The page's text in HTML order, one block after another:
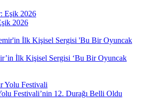
2026
İlk Kişisel Sergisi ‘Bu Bir Oyuncak
Festivali’nin 12. Durağı Belli Oldu